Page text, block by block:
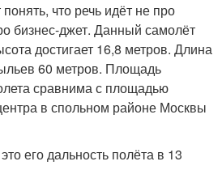
что речь идёт не про
бизнес-джет. Данный самолёт
достигает 16,8 метров. Длина
60 метров. Площадь
сравнима с площадью
в спольном районе Москвы
его дальность полёта в 13